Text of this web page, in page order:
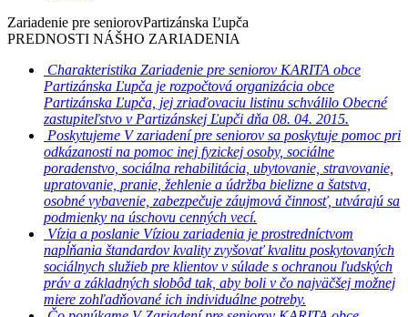
Zariadenie pre seniorovPartizánska Ľupča
PREDNOSTI NÁŠHO ZARIADENIA
Charakteristika Zariadenie pre seniorov KARITA obce
Partizánska Ľupča je rozpočtová organizácia obce
Partizánska Ľupča, jej zriaďovaciu listinu schválilo Obecné
zastupiteľstvo v Partizánskej Ľupči dňa 08. 04. 2015.
Poskytujeme V zariadení pre seniorov sa poskytuje pomoc pri
odkázanosti na pomoc inej fyzickej osoby, sociálne
poradenstvo, sociálna rehabilitácia, ubytovanie, stravovanie,
upratovanie, pranie, žehlenie a údržba bielizne a šatstva,
osobné vybavenie, zabezpečuje záujmová činnosť, utvárajú sa
podmienky na úschovu cenných vecí.
Vízia a poslanie Víziou zariadenia je prostredníctvom
napĺňania štandardov kvality zvyšovať kvalitu poskytovaných
sociálnych služieb pre klientov v súlade s ochranou ľudských
práv a základných slobôd tak, aby boli v čo najväčšej možnej
miere zohľadňované ich individuálne potreby.